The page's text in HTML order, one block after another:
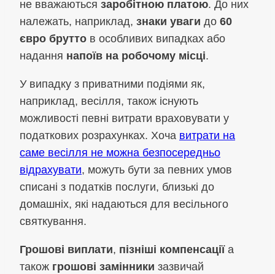
не вважаються заробітною платою. До них
належать, наприклад, знаки уваги до 60
євро брутто в особливих випадках або
надання напоїв на робочому місці.
У випадку з приватними подіями як,
наприклад, весілля, також існують
можливості певні витрати враховувати у
податкових розрахунках. Хоча витрати на
саме весілля не можна безпосередньо
відрахувати, можуть бути за певних умов
списані з податків послуги, близькі до
домашніх, які надаються для весільного
святкування.
Грошові виплати, пізніші компенсаціїа
також грошові замінники зазвичай